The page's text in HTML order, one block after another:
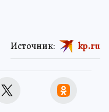
Источник: kp.ru